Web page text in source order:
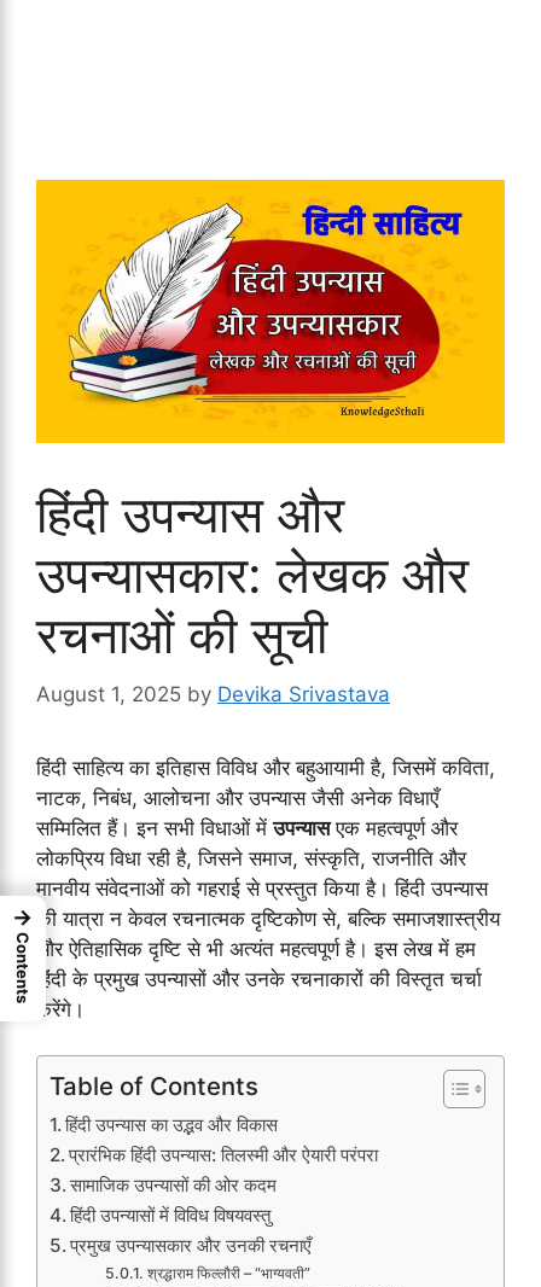
हिंदी उपन्यास और
उपन्यासकार: लेखक और
रचनाओं की सूची
August 1, 2025 by Devika Srivastava
हिंदी साहित्य का इतिहास विविध और बहुआयामी है, जिसमें कविता,
नाटक, निबंध, आलोचना और उपन्यास जैसी अनेक विधाएँ
सम्मिलित हैं। इन सभी विधाओं मेंउपन्यासएक महत्वपूर्ण और
लोकप्रिय विधा रही है, जिसने समाज, संस्कृति, राजनीति और
मानवीय संवेदनाओं को गहराई से प्रस्तुत किया है। हिंदी उपन्यास
की यात्रा न केवल रचनात्मक दृष्टिकोण से, बल्कि समाजशास्त्रीय
और ऐतिहासिक दृष्टि से भी अत्यंत महत्वपूर्ण है। इस लेख में हम
हिंदी के प्रमुख उपन्यासों और उनके रचनाकारों की विस्तृत चर्चा
करेंगे।
Table of Contents
हिंदी उपन्यास का उद्भव और विकास
प्रारंभिक हिंदी उपन्यास: तिलस्मी और ऐयारी परंपरा
सामाजिक उपन्यासों की ओर कदम
हिंदी उपन्यासों में विविध विषयवस्तु
प्रमुख उपन्यासकार और उनकी रचनाएँ
श्रद्धाराम फिल्लौरी – “भाग्यवती”
→
Contents